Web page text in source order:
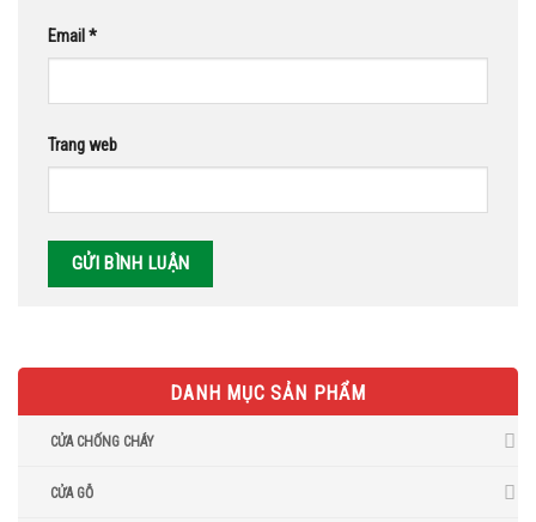
Email *
Trang web
DANH MỤC SẢN PHẨM
CỬA CHỐNG CHÁY
CỬA GỖ